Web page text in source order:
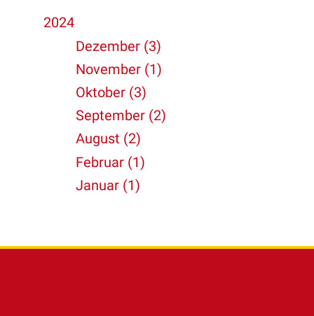
2024
Dezember (3)
November (1)
Oktober (3)
September (2)
August (2)
Februar (1)
Januar (1)